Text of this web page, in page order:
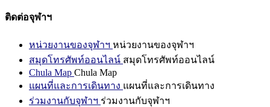
ติดต่อจุฬาฯ
หน่วยงานของจุฬาฯ หน่วยงานของจุฬาฯ
สมุดโทรศัพท์ออนไลน์ สมุดโทรศัพท์ออนไลน์
Chula Map Chula Map
แผนที่และการเดินทาง แผนที่และการเดินทาง
ร่วมงานกับจุฬาฯ ร่วมงานกับจุฬาฯ